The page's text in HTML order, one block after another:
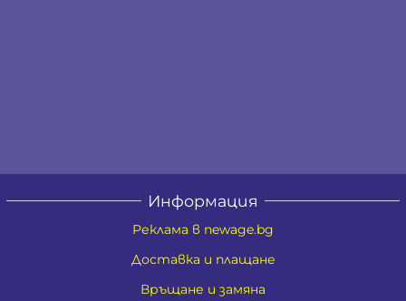
Информация
Реклама в newage.bg
Доставка и плащане
Връщане и замяна